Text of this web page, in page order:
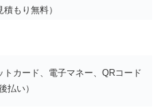
もり無料）
カード、電子マネー、QRコード
払い）